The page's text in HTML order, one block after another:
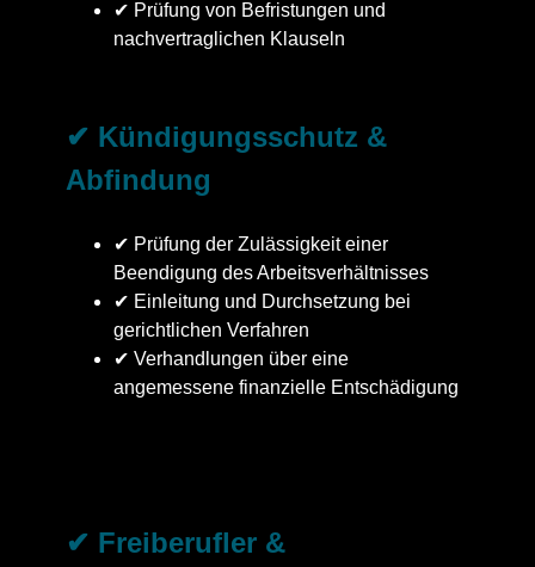
✔ Prüfung von Befristungen und
nachvertraglichen Klauseln
✔ Kündigungsschutz &
Abfindung
✔ Prüfung der Zulässigkeit einer
Beendigung des Arbeitsverhältnisses
✔ Einleitung und Durchsetzung bei
gerichtlichen Verfahren
✔ Verhandlungen über eine
angemessene finanzielle Entschädigung
✔ Freiberufler &